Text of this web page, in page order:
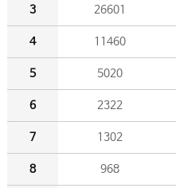
3 26601
4 11460
5 5020
6 2322
7 1302
8 968